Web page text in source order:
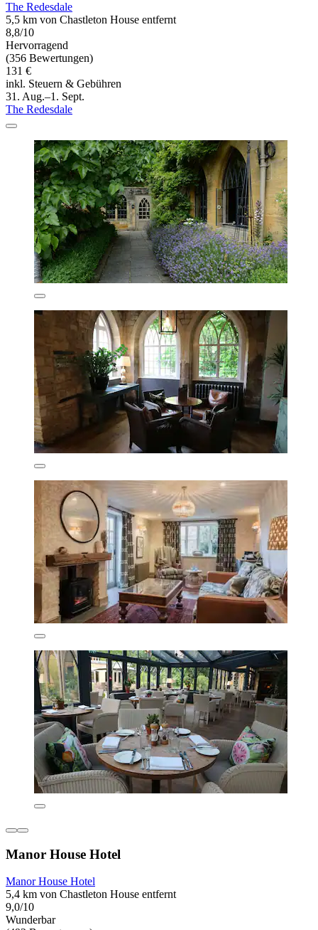
The Redesdale
5,5 km von Chastleton House entfernt
8,8/10
Hervorragend
(356 Bewertungen)
131 €
inkl. Steuern & Gebühren
31. Aug.–1. Sept.
The Redesdale
Manor House Hotel
Manor House Hotel
5,4 km von Chastleton House entfernt
9,0/10
Wunderbar